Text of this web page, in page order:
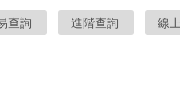
查詢 進階查詢 線